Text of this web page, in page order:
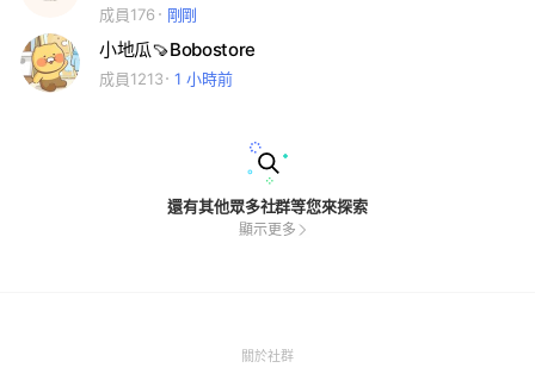
成員176
剛剛
小地瓜🍠Bobostore
成員1213 1 小時前
還有其他眾多社群等您來探索
顯示更多
關於社群(Open